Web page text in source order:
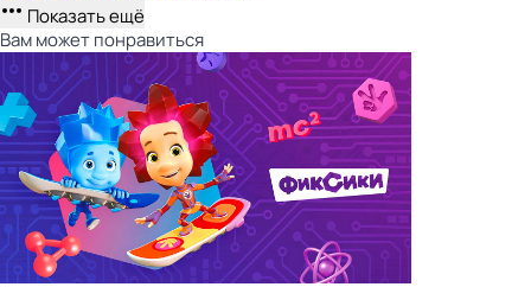
Показать ещё
Вам может понравиться